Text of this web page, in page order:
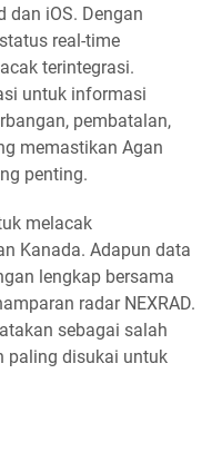
dan iOS. Dengan
real-time
terintegrasi.
untuk informasi
pembatalan,
memastikan Agan
penting.
melacak
Kanada. Adapun data
lengkap bersama
radar NEXRAD.
sebagai salah
paling disukai untuk